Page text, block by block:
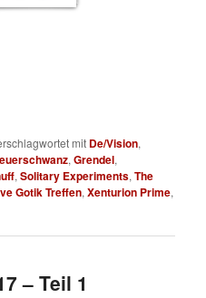
mit De/Vision,
,Grendel,
,Solitary Experiments,The
Gotik Treffen,Xenturion Prime,
– Teil 1